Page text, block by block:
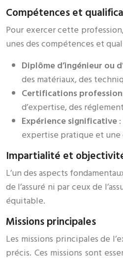
Compétences et
Pour exercer cette
unes des compétences et
Diplôme d’ingénieur ou
des matériaux, des
Certifications
d’expertise, des
Expérience significative
expertise pratique et une
Impartialité et
L’un des aspects
de l’assuré ni par ceux de
équitable.
Missions principales
Les missions principales de
précis. Ces missions sont